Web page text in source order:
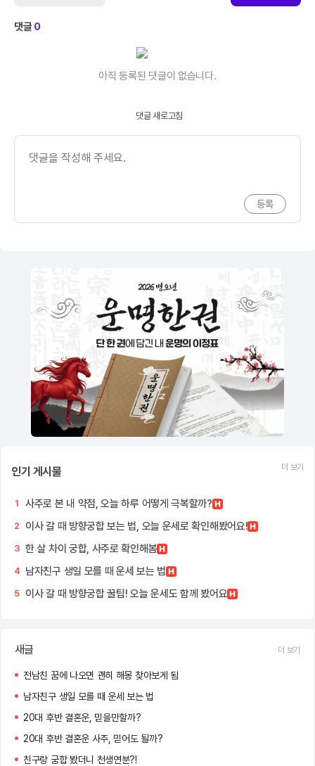
댓글0
아직 등록된 댓글이 없습니다.
댓글 새로고침
인기 게시물 더 보기
1 사주로 본 내 약점, 오늘 하루 어떻게 극복할까?
2 이사 갈 때 방향궁합 보는 법, 오늘 운세로 확인해봤어요!
3 한 살 차이 궁합, 사주로 확인해봄
4 남자친구 생일 모를 때 운세 보는 법
5 이사 갈 때 방향궁합 꿀팁! 오늘 운세도 함께 봤어요
새글 더 보기
전남친 꿈에 나오면 괜히 해몽 찾아보게 됨
남자친구 생일 모를 때 운세 보는 법
20대 후반 결혼운, 믿을만할까?
20대 후반 결혼운 사주, 믿어도 될까?
친구랑 궁합 봤더니 천생연분?!